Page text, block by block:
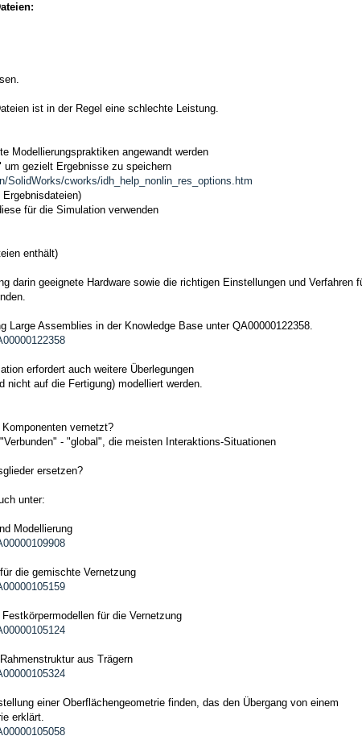
ist in der Regel eine schlechte Leistung.
Modellierungspraktiken angewandt werden
um gezielt Ergebnisse zu speichern
SolidWorks/cworks/idh_help_nonlin_res_options.htm
für die Simulation verwenden
enthält)
darin geeignete Hardware sowie die richtigen Einstellungen und Verfahren
Assemblies in der Knowledge Base unter QA00000122358.
erfordert auch weitere Überlegungen
auf die Fertigung) modelliert werden.
vernetzt?
- "global", die meisten Interaktions-Situationen
ersetzen?
unter:
Modellierung
die gemischte Vernetzung
für die Vernetzung
aus Trägern
einer Oberflächengeometrie finden, das den Übergang von einem
erklärt.